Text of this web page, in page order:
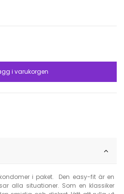
i varukorgen
i paket. Den easy-fit är en
alla situationer. Som en klassiker